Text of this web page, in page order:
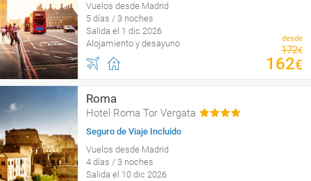
Vuelos desde Madrid
5 días / 3 noches
Salida el 1 dic 2026
Alojamiento y desayuno
desde
172€
162€
Roma
Hotel Roma Tor Vergata
Seguro de Viaje Incluido
Vuelos desde Madrid
4 días / 3 noches
Salida el 10 dic 2026